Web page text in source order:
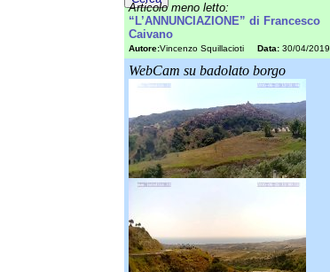
Articolo meno letto:
“L’ANNUNCIAZIONE” di Francesco
Caivano
Autore:Vincenzo Squillacioti Data:30/04/2019
WebCam su badolato borgo